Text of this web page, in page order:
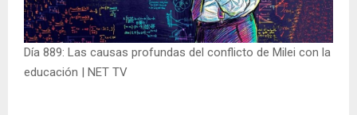
Día 889: Las causas profundas del conflicto de Milei con la
educación | NET TV